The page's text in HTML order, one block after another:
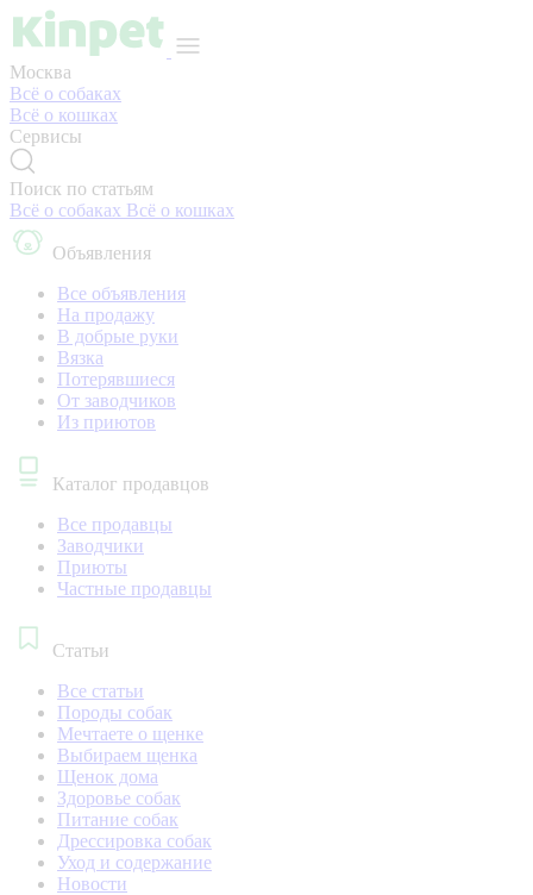
Москва
Всё о собаках
Всё о кошках
Сервисы
Поиск по статьям
Всё о собаках Всё о кошках
Объявления
Все объявления
На продажу
В добрые руки
Вязка
Потерявшиеся
От заводчиков
Из приютов
Каталог продавцов
Все продавцы
Заводчики
Приюты
Частные продавцы
Статьи
Все статьи
Породы собак
Мечтаете о щенке
Выбираем щенка
Щенок дома
Здоровье собак
Питание собак
Дрессировка собак
Уход и содержание
Новости